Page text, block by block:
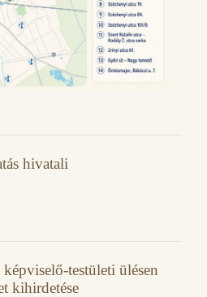
hivatali
testületi ülésen
kihirdetése